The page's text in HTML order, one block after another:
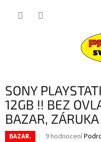
SONY
12GB !! BEZ
BAZAR,
BAZAR.
Průměrné
9 hodnocení